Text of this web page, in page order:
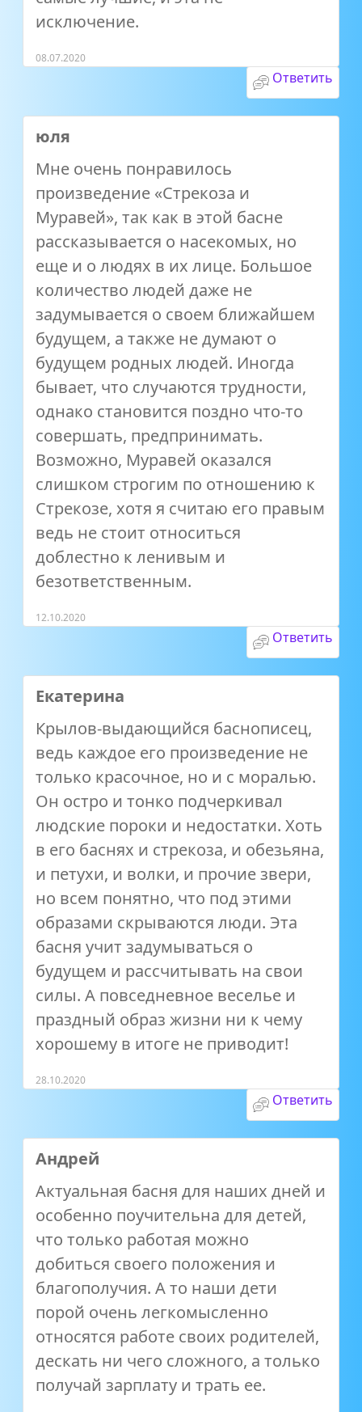
исключение.
08.07.2020
Ответить
юля
Мне очень понравилось
произведение «Стрекоза и
Муравей», так как в этой басне
рассказывается о насекомых, но
еще и о людях в их лице. Большое
количество людей даже не
задумывается о своем ближайшем
будущем, а также не думают о
будущем родных людей. Иногда
бывает, что случаются трудности,
однако становится поздно что-то
совершать, предпринимать.
Возможно, Муравей оказался
слишком строгим по отношению к
Стрекозе, хотя я считаю его правым
ведь не стоит относиться
доблестно к ленивым и
безответственным.
12.10.2020
Ответить
Екатерина
Крылов-выдающийся баснописец,
ведь каждое его произведение не
только красочное, но и с моралью.
Он остро и тонко подчеркивал
людские пороки и недостатки. Хоть
в его баснях и стрекоза, и обезьяна,
и петухи, и волки, и прочие звери,
но всем понятно, что под этими
образами скрываются люди. Эта
басня учит задумываться о
будущем и рассчитывать на свои
силы. А повседневное веселье и
праздный образ жизни ни к чему
хорошему в итоге не приводит!
28.10.2020
Ответить
Андрей
Актуальная басня для наших дней и
особенно поучительна для детей,
что только работая можно
добиться своего положения и
благополучия. А то наши дети
порой очень легкомысленно
относятся работе своих родителей,
дескать ни чего сложного, а только
получай зарплату и трать ее.